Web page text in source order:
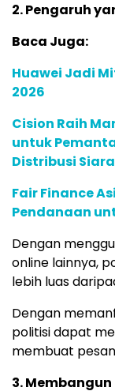
2. Pengaruh
Baca Juga:
Huawei Jadi
2026
Cision Raih
untuk
Distribusi
Fair Finance
Pendanaan
Dengan
online lainnya,
lebih luas
Dengan
politisi dapat
membuat
3.